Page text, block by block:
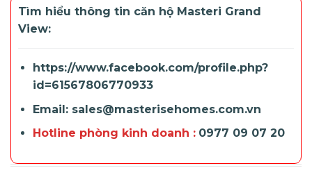
Tìm hiểu thông tin căn hộ Masteri Grand
View:
https://www.facebook.com/profile.php?
id=61567806770933
Email: sales@masterisehomes.com.vn
Hotline phòng kinh doanh : 0977 09 07 20